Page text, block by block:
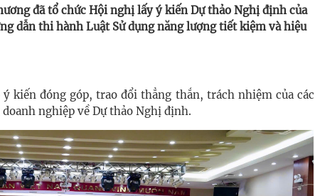
đã tổ chức Hội nghị lấy ý kiến Dự thảo Nghị định của
dẫn thi hành Luật Sử dụng năng lượng tiết kiệm và hiệu
kiến đóng góp, trao đổi thẳng thắn, trách nhiệm của các
nghiệp về Dự thảo Nghị định.